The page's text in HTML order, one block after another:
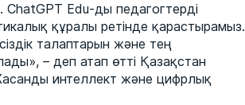
ChatGPT Edu-ды педагогтерді
құралы ретінде қарастырамыз.
талаптарын және тең
– деп атап өтті Қазақстан
интеллект және цифрлық